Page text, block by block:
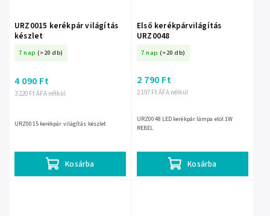
URZ0015 kerékpár világítás
készlet
7 nap (>20 db)
3 220 Ft ÁFA nélkül
4 090 Ft
Kosárba
URZ0015 kerékpár világítás készlet
Első kerékpárvilágítás
URZ0048
7 nap (>20 db)
2 197 Ft ÁFA nélkül
2 790 Ft
Kosárba
URZ0048 LED kerékpár lámpa elöl 1W
REBEL